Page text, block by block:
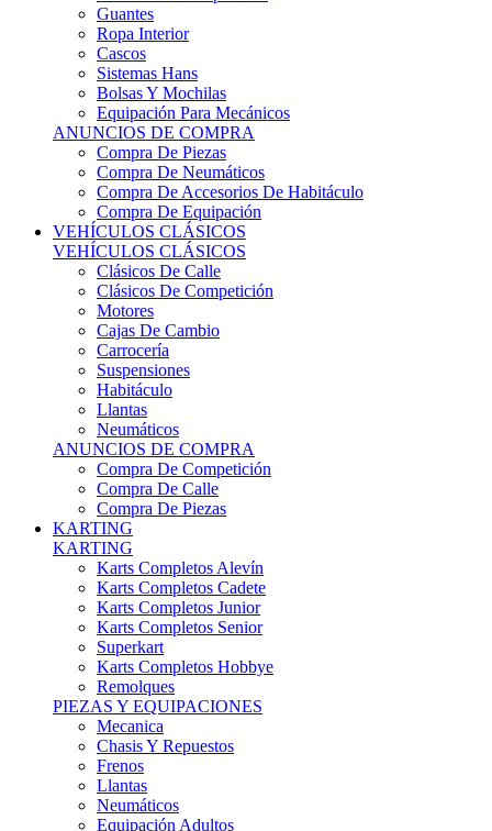
Guantes
Ropa Interior
Cascos
Sistemas Hans
Bolsas Y Mochilas
Equipación Para Mecánicos
ANUNCIOS DE COMPRA
Compra De Piezas
Compra De Neumáticos
Compra De Accesorios De Habitáculo
Compra De Equipación
VEHÍCULOS CLÁSICOS
VEHÍCULOS CLÁSICOS
Clásicos De Calle
Clásicos De Competición
Motores
Cajas De Cambio
Carrocería
Suspensiones
Habitáculo
Llantas
Neumáticos
ANUNCIOS DE COMPRA
Compra De Competición
Compra De Calle
Compra De Piezas
KARTING
KARTING
Karts Completos Alevín
Karts Completos Cadete
Karts Completos Junior
Karts Completos Senior
Superkart
Karts Completos Hobbye
Remolques
PIEZAS Y EQUIPACIONES
Mecanica
Chasis Y Repuestos
Frenos
Llantas
Neumáticos
Equipación Adultos